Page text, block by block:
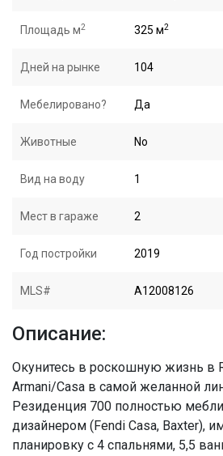
Площадь м2 325 м2
Дней на рынке 104
Мебелировано? Да
Животные No
Вид на воду 1
Мест в гараже 2
Год постройки 2019
MLS# A12008126
Описание:
Окунитесь в роскошную жизнь в
Armani/Casa в самой желанной
Резиденция 700 полностью
дизайнером (Fendi Casa, Baxter),
планировку с 4 спальнями, 5,5